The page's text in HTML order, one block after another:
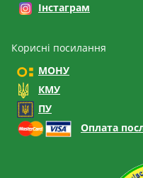
Інстаграм
Корисні посилання
МОНУ
КМУ
ПУ
Оплата